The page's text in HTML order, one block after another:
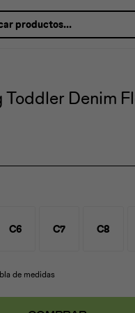
Denim
C6 C7 C8
de medidas